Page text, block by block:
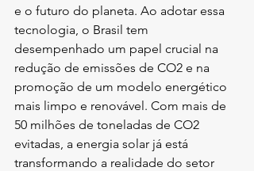
e o futuro do planeta. Ao adotar essa
tecnologia, o Brasil tem
desempenhado um papel crucial na
redução de emissões de CO2 e na
promoção de um modelo energético
mais limpo e renovável. Com mais de
50 milhões de toneladas de CO2
evitadas, a energia solar já está
transformando a realidade do setor